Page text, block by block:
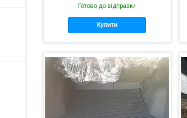
Готово до відправки
Купити